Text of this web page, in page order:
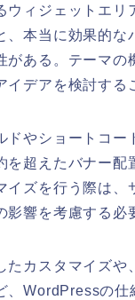
ウィジェットエリ
、本当に効果的な
がある。テーマの
イデアを検討する
ドやショートコー
を超えたバナー配
イズを行う際は、
影響を考慮する必
たカスタマイズ
、WordPressの仕